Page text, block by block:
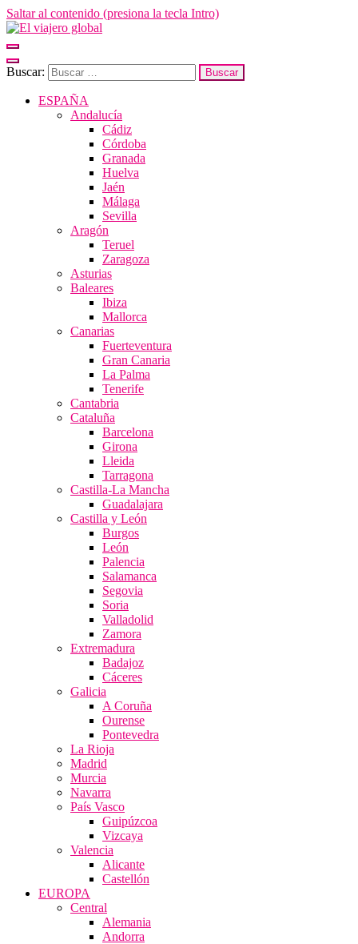
Saltar al contenido (presiona la tecla Intro)
forma sensorial, desde su música hasta su arquitectura o sus sabores
Buscar:
ESPAÑA
Andalucía
Cádiz
Córdoba
Granada
Huelva
Jaén
Málaga
Sevilla
Aragón
Teruel
Zaragoza
Asturias
Baleares
Ibiza
Mallorca
Canarias
Fuerteventura
Gran Canaria
La Palma
Tenerife
Cantabria
Cataluña
Barcelona
Girona
Lleida
Tarragona
Castilla-La Mancha
Guadalajara
Castilla y León
Burgos
León
Palencia
Salamanca
Segovia
Soria
Valladolid
Zamora
Extremadura
Badajoz
Cáceres
Galicia
A Coruña
Ourense
Pontevedra
La Rioja
Madrid
Murcia
Navarra
País Vasco
Guipúzcoa
Vizcaya
Valencia
Alicante
Castellón
EUROPA
Central
Alemania
Andorra